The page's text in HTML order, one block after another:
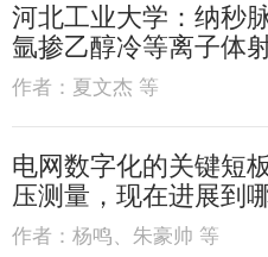
河北工业大学：纳秒
氩掺乙醇冷等离子体
特性
作者： 夏文杰 等
电网数字化的关键短
压测量，现在进展到
作者： 杨鸣、朱豪帅 等